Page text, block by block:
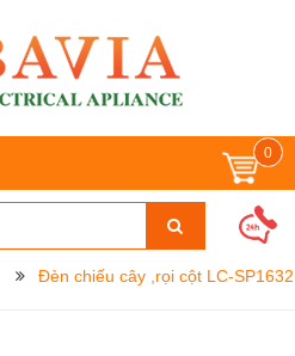
0
Đèn chiếu cây ,rọi cột LC-SP1632